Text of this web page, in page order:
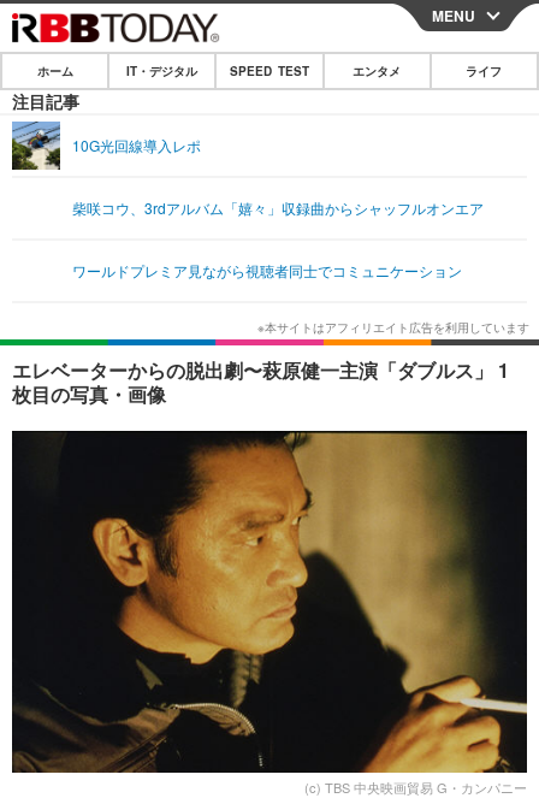
CLOSE
ホーム
IT・デジタル
ショッピング その他
エンタメTOP 映画・ドラマ
韓国・芸能
音楽 スポーツ
ライフTOP グルメ
ペット ショッピング
その他
リリース一覧
プッシュ通知の停止方法
MENU
ホーム IT・デジタル SPEED TEST エンタメ ライフ
注目記事
10G光回線導入レポ
柴咲コウ、3rdアルバム「嬉々」収録曲からシャッフルオンエア
ワールドプレミア見ながら視聴者同士でコミュニケーション
エレベーターからの脱出劇〜萩原健一主演「ダブルス」 1
枚目の写真・画像
(c) TBS 中央映画貿易 G・カンパニー